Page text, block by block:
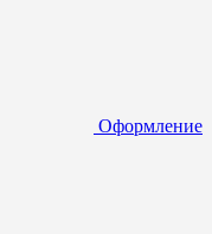
Оформление